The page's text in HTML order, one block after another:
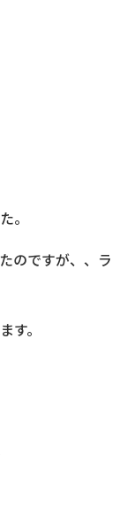
。
のですが、、ラ
す。